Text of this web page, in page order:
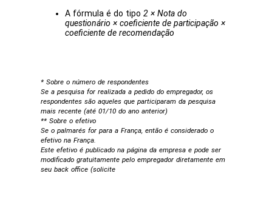
A fórmula é do tipo2 × Nota do
questionário × coeficiente de participação ×
coeficiente de recomendação
* Sobre o número de respondentes
Se a pesquisa for realizada a pedido do empregador, os
respondentes são aqueles que participaram da pesquisa
mais recente (até 01/10 do ano anterior)
** Sobre o efetivo
Se o palmarés for para a França, então é considerado o
efetivo na França.
Este efetivo é publicado na página da empresa e pode ser
modificado gratuitamente pelo empregador diretamente em
seu back office (solicite